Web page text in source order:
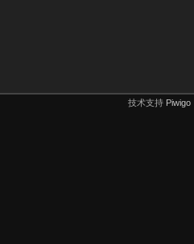
技术支持 Piwigo